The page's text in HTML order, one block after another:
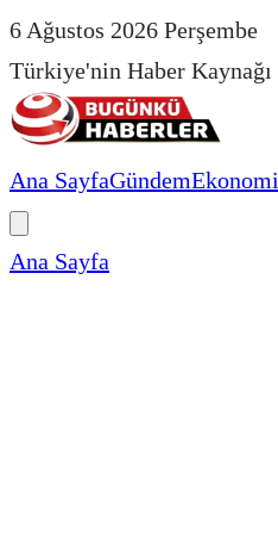
6 Ağustos 2026 Perşembe
Türkiye'nin Haber Kaynağı
Ana SayfaGündemEkonomi
Ana Sayfa